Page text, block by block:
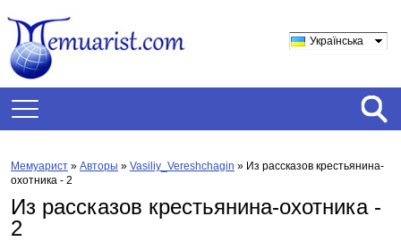
Українська
Мемуарист » Авторы » Vasiliy_Vereshchagin » Из рассказов крестьянина-
охотника - 2
Из рассказов крестьянина-охотника -
2